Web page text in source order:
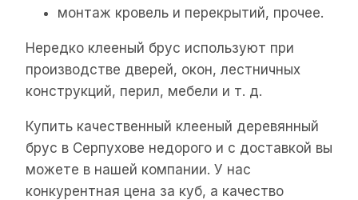
монтаж кровель и перекрытий, прочее.
Нередко клееный брус используют при
производстве дверей, окон, лестничных
конструкций, перил, мебели и т. д.
Купить качественный клееный деревянный
брус в Серпухове недорого и с доставкой вы
можете в нашей компании. У нас
конкурентная цена за куб, а качество